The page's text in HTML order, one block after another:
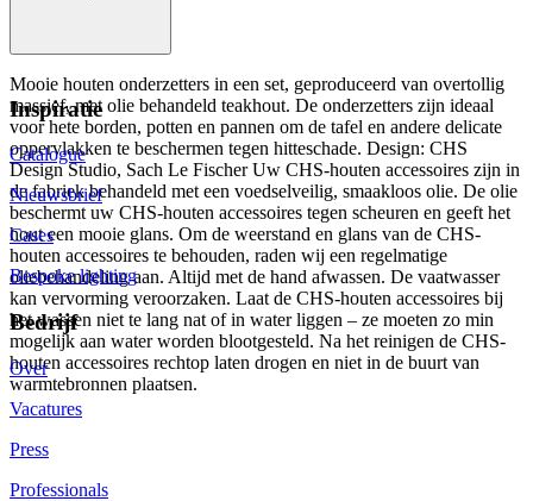
Mooie houten onderzetters in een set, geproduceerd van overtollig
massief, met olie behandeld teakhout. De onderzetters zijn ideaal
voor hete borden, potten en pannen om de tafel en andere delicate
oppervlakken te beschermen tegen hitteschade. Design: CHS
Design Studio, Sach Le Fischer Uw CHS-houten accessoires zijn in
de fabriek behandeld met een voedselveilig, smaakloos olie. De olie
beschermt uw CHS-houten accessoires tegen scheuren en geeft het
hout een mooie glans. Om de weerstand en glans van de CHS-
houten accessoires te behouden, raden wij een regelmatige
oliebehandeling aan. Altijd met de hand afwassen. De vaatwasser
kan vervorming veroorzaken. Laat de CHS-houten accessoires bij
het wassen niet te lang nat of in water liggen – ze moeten zo min
mogelijk aan water worden blootgesteld. Na het reinigen de CHS-
houten accessoires rechtop laten drogen en niet in de buurt van
warmtebronnen plaatsen.
Inspiratie
Catalogue
Nieuwsbrief
Cases
Bespoke lighting
Bedrijf
Over
Vacatures
Press
Professionals